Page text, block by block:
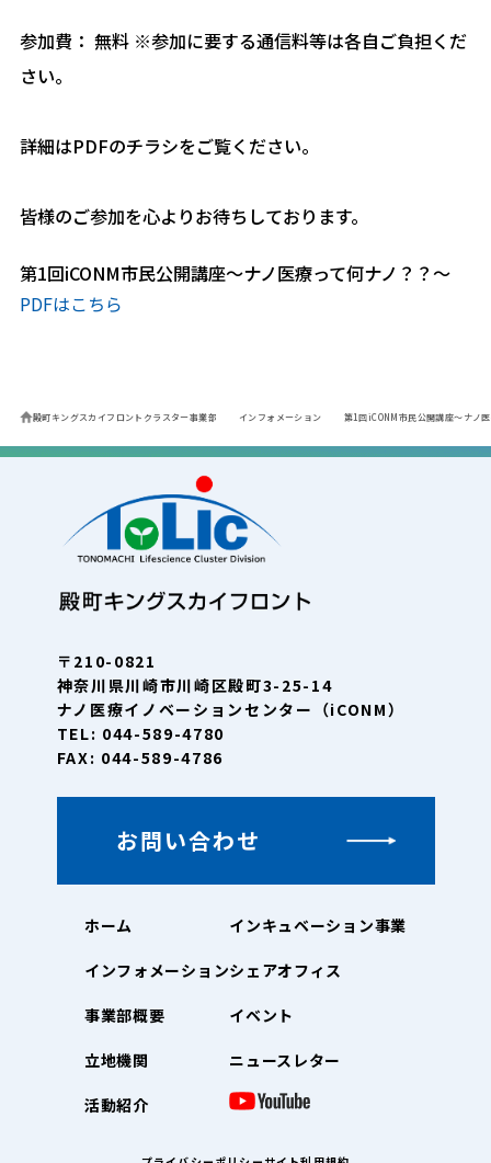
参加費： 無料 ※参加に要する通信料等は各自ご負担くだ
さい。
詳細はPDFのチラシをご覧ください。
皆様のご参加を心よりお待ちしております。
第1回iCONM市民公開講座～ナノ医療って何ナノ？？～
PDFはこちら
殿町キングスカイフロントクラスター事業部 インフォメーション 第1回iCONM市民公開講座～ナノ
〒210-0821
神奈川県川崎市川崎区殿町3-25-14
ナノ医療イノベーションセンター（iCONM）
TEL: 044-589-4780
FAX: 044-589-4786
お問い合わせ
ホーム
インフォメーション
事業部概要
立地機関
活動紹介
インキュベーション事業
シェアオフィス
イベント
ニュースレター